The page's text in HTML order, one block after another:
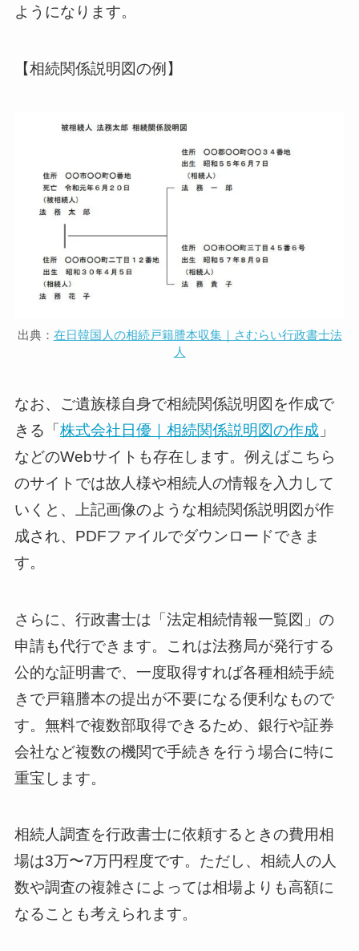
ようになります。
【相続関係説明図の例】
出典： 在日韓国人の相続戸籍謄本収集｜さむらい行政書士法
人
なお、ご遺族様自身で相続関係説明図を作成で
きる「 株式会社日優｜相続関係説明図の作成」
などのWebサイトも存在します。例えばこちら
のサイトでは故人様や相続人の情報を入力して
いくと、上記画像のような相続関係説明図が作
成され、PDFファイルでダウンロードできま
す。
さらに、行政書士は「法定相続情報一覧図」の
申請も代行できます。これは法務局が発行する
公的な証明書で、一度取得すれば各種相続手続
きで戸籍謄本の提出が不要になる便利なもので
す。無料で複数部取得できるため、銀行や証券
会社など複数の機関で手続きを行う場合に特に
重宝します。
相続人調査を行政書士に依頼するときの費用相
場は3万〜7万円程度です。ただし、相続人の人
数や調査の複雑さによっては相場よりも高額に
なることも考えられます。